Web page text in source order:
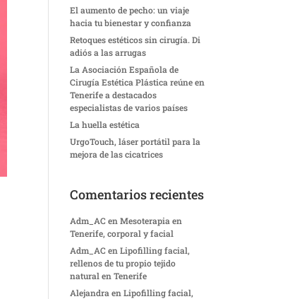
El aumento de pecho: un viaje
hacia tu bienestar y confianza
Retoques estéticos sin cirugía. Di
adiós a las arrugas
La Asociación Española de
Cirugía Estética Plástica reúne en
Tenerife a destacados
especialistas de varios países
La huella estética
UrgoTouch, láser portátil para la
mejora de las cicatrices
Comentarios recientes
Adm_AC enMesoterapia en
Tenerife, corporal y facial
Adm_AC enLipofilling facial,
rellenos de tu propio tejido
natural en Tenerife
Alejandra enLipofilling facial,